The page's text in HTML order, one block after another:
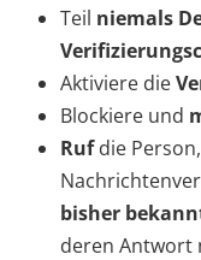
Teil niemals
Aktiviere die
Blockiere und
Rufdie
bisher
deren Antwort